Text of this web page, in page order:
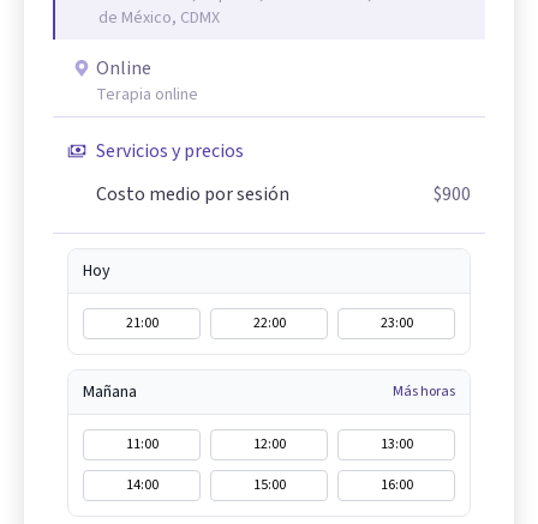
de México, CDMX
Online
Terapia online
Servicios y precios
Costo medio por sesión
$900
Hoy
21:00 22:00 23:00
Mañana Más horas
11:00 12:00
13:00
14:00
15:00 16:00